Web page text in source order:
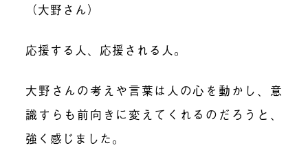
（大野さん）
応援する人、応援される人。
大野さんの考えや言葉は人の心を動かし、意
識すらも前向きに変えてくれるのだろうと、
強く感じました。